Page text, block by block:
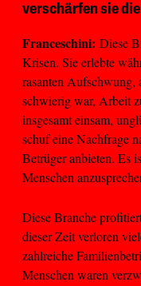
verschärfen sie
Franceschini: Diese
Krisen. Sie erlebte
rasanten Aufschwung,
schwierig war, Arbeit
insgesamt einsam,
schuf eine Nachfrage
Betrüger anbieten. Es
Menschen
Diese Branche
dieser Zeit verloren
zahlreiche
Menschen waren